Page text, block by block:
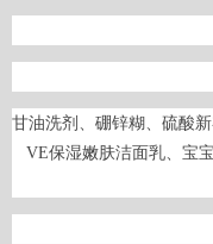
甘油洗剂、硼锌糊、硫酸
VE保湿嫩肤洁面乳、宝